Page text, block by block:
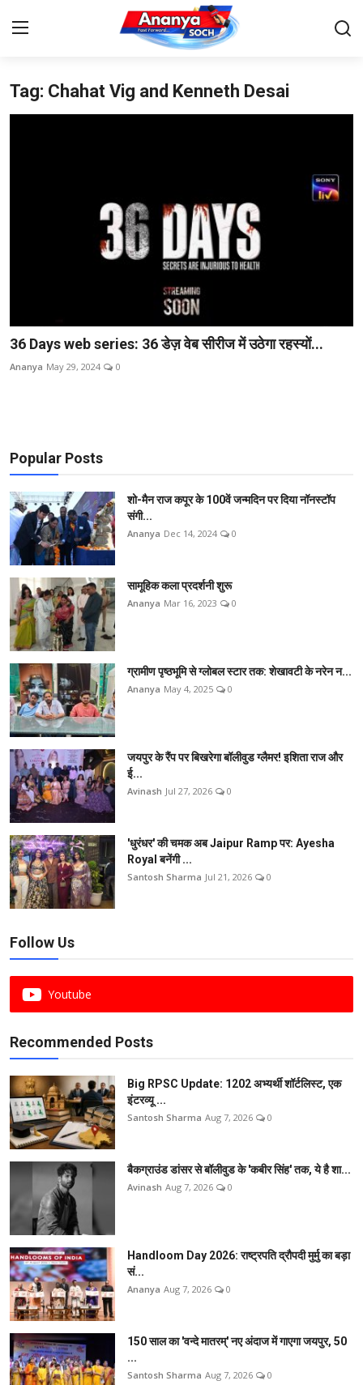
Home
मनोरंजन
ट्रेंडिंग
Hindi
Tag: Chahat Vig and Kenneth Desai
36 Days web series: 36 डेज़ वेब सीरीज में उठेगा रहस्यों...
Ananya May 29, 2024 0
Popular Posts
शो-मैन राज कपूर के 100वें जन्मदिन पर दिया नॉनस्टॉप
संगी...
Ananya Dec 14, 2024 0
सामूहिक कला प्रदर्शनी शुरू
Ananya Mar 16, 2023 0
ग्रामीण पृष्ठभूमि से ग्लोबल स्टार तक: शेखावटी के नरेन न...
Ananya May 4, 2025 0
जयपुर के रैंप पर बिखरेगा बॉलीवुड ग्लैमर! इशिता राज और
ई...
Avinash Jul 27, 2026 0
'धुरंधर' की चमक अब Jaipur Ramp पर: Ayesha
Royal बनेंगी ...
Santosh Sharma Jul 21, 2026 0
Follow Us
Youtube
Recommended Posts
Big RPSC Update: 1202 अभ्यर्थी शॉर्टलिस्ट, एक
इंटरव्यू ...
Santosh Sharma Aug 7, 2026 0
बैकग्राउंड डांसर से बॉलीवुड के 'कबीर सिंह' तक, ये है शा...
Avinash Aug 7, 2026 0
Handloom Day 2026: राष्ट्रपति द्रौपदी मुर्मु का बड़ा
सं...
Ananya Aug 7, 2026 0
150 साल का 'वन्दे मातरम्' नए अंदाज में गाएगा जयपुर, 50
...
Santosh Sharma Aug 7, 2026 0